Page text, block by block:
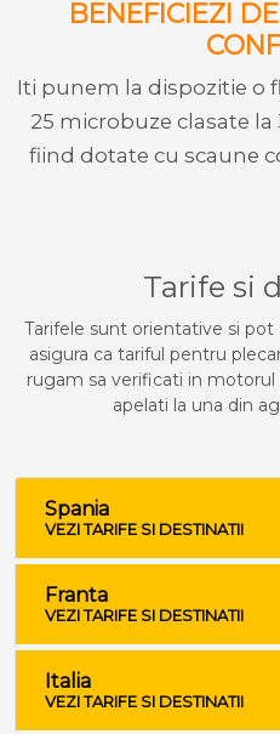
BENEFICIEZI
Iti punem la dispozitie o
25 microbuze clasate la
fiind dotate cu scaune
Tarife si
Tarifele sunt orientative si
asigura ca tariful pentru
rugam sa verificati in
apelati la una din
Spania
VEZI TARIFE SI DESTINATII
Franta
VEZI TARIFE SI DESTINATII
Italia
VEZI TARIFE SI DESTINATII